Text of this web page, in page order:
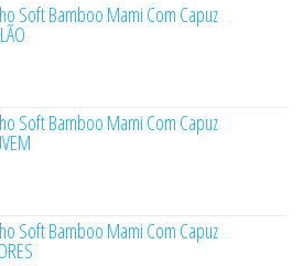
Soft Bamboo Mami Com Capuz
Soft Bamboo Mami Com Capuz
Soft Bamboo Mami Com Capuz